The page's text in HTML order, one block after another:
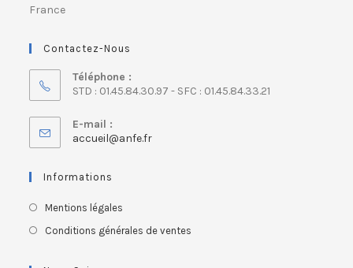
France
Contactez-Nous
Téléphone :
STD : 01.45.84.30.97 - SFC : 01.45.84.33.21
E-mail :
accueil@anfe.fr
Informations
Mentions légales
Conditions générales de ventes